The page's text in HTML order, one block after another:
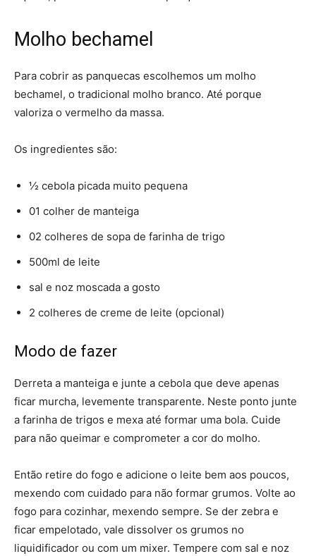
Molho bechamel
Para cobrir as panquecas escolhemos um molho
bechamel, o tradicional molho branco. Até porque
valoriza o vermelho da massa.
Os ingredientes são:
½ cebola picada muito pequena
01 colher de manteiga
02 colheres de sopa de farinha de trigo
500ml de leite
sal e noz moscada a gosto
2 colheres de creme de leite (opcional)
Modo de fazer
Derreta a manteiga e junte a cebola que deve apenas
ficar murcha, levemente transparente. Neste ponto junte
a farinha de trigos e mexa até formar uma bola. Cuide
para não queimar e comprometer a cor do molho.
Então retire do fogo e adicione o leite bem aos poucos,
mexendo com cuidado para não formar grumos. Volte ao
fogo para cozinhar, mexendo sempre. Se der zebra e
ficar empelotado, vale dissolver os grumos no
liquidificador ou com um mixer. Tempere com sal e noz